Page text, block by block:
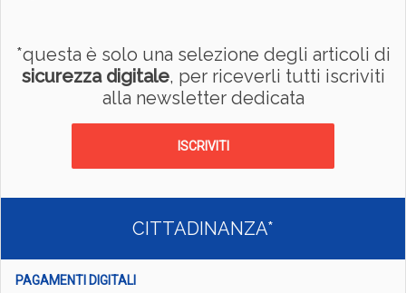
*questa è solo una selezione degli articoli di
sicurezza digitale, per riceverli tutti iscriviti
alla newsletter dedicata
ISCRIVITI
CITTADINANZA*
PAGAMENTI DIGITALI